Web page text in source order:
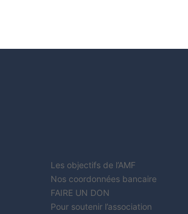
Les objectifs de l’AMF
Nos coordonnées bancaire
FAIRE UN DON
Pour soutenir l’association